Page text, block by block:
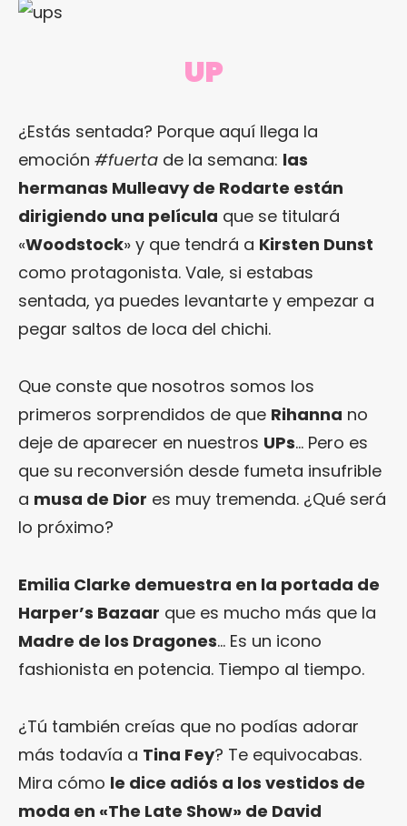
UP
¿Estás sentada? Porque aquí llega la
emoción #fuerta de la semana: las
hermanas Mulleavy de Rodarte están
dirigiendo una película que se titulará
«Woodstock» y que tendrá a Kirsten Dunst
como protagonista. Vale, si estabas
sentada, ya puedes levantarte y empezar a
pegar saltos de loca del chichi.
Que conste que nosotros somos los
primeros sorprendidos de que Rihanna no
deje de aparecer en nuestros UPs… Pero es
que su reconversión desde fumeta insufrible
a musa de Dior es muy tremenda. ¿Qué será
lo próximo?
Emilia Clarke demuestra en la portada de
Harper’s Bazaar que es mucho más que la
Madre de los Dragones… Es un icono
fashionista en potencia. Tiempo al tiempo.
¿Tú también creías que no podías adorar
más todavía a Tina Fey? Te equivocabas.
Mira cómo le dice adiós a los vestidos de
moda en «The Late Show» de David